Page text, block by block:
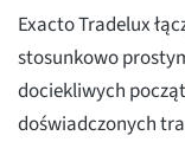
Exacto Tradelux
stosunkowo
dociekliwych
doświadczonych